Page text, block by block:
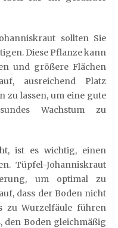
sollten Sie
Diese Pflanze kann
und größere Flächen
ausreichend Platz
zu lassen, um eine gute
Wachstum zu
ist es wichtig, einen
Tüpfel-Johanniskraut
um optimal zu
dass der Boden nicht
zu Wurzelfäule führen
den Boden gleichmäßig